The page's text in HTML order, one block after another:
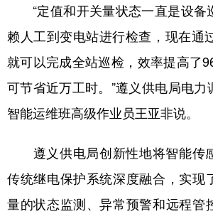
新疆 内蒙古 黑龙江
多语种频道
Русский язык 日本語
Deutsch Português
“定值和开关量状态一直是设备
赖人工到变电站进行检查，现在通
就可以完成全站巡检，效率提高了
可节省近万工时。”遵义供电局电力
智能运维班高级作业员王亚非说。
遵义供电局创新性地将智能传
传统继电保护系统深度融合，实现
量的状态监测、异常预警和远程管